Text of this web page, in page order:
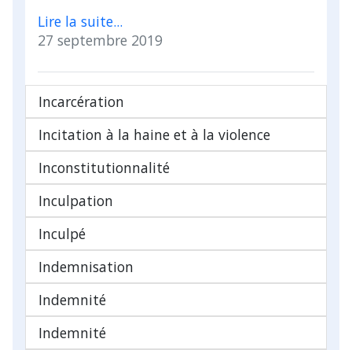
Lire la suite...
27 septembre 2019
Incarcération
Incitation à la haine et à la violence
Inconstitutionnalité
Inculpation
Inculpé
Indemnisation
Indemnité
Indemnité